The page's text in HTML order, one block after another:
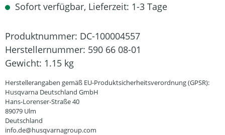
Sofort verfügbar, Lieferzeit: 1-3 Tage
Produktnummer: DC-100004557
Herstellernummer: 590 66 08-01
Gewicht: 1.15 kg
Herstellerangaben gemäß EU-Produktsicherheitsverordnung (GPSR):
Husqvarna Deutschland GmbH
Hans-Lorenser-Straße 40
89079 Ulm
Deutschland
info.de@husqvarnagroup.com